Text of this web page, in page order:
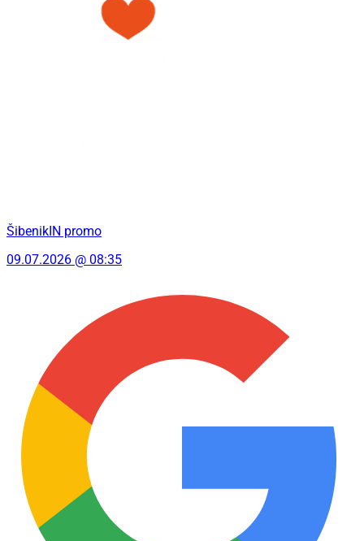
ŠibenikIN promo
09.07.2026 @ 08:35